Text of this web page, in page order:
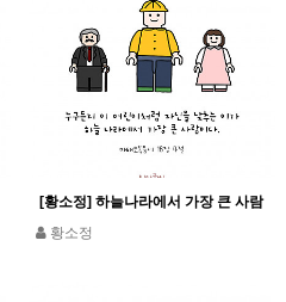
[황소정] 하늘나라에서 가장 큰 사람
황소정